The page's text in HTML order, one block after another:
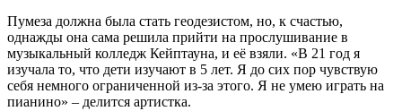
Пумеза должна была стать геодезистом, но, к счастью,
однажды она сама решила прийти на прослушивание в
музыкальный колледж Кейптауна, и её взяли. «В 21 год я
изучала то, что дети изучают в 5 лет. Я до сих пор чувствую
себя немного ограниченной из-за этого. Я не умею играть на
пианино» – делится артистка.